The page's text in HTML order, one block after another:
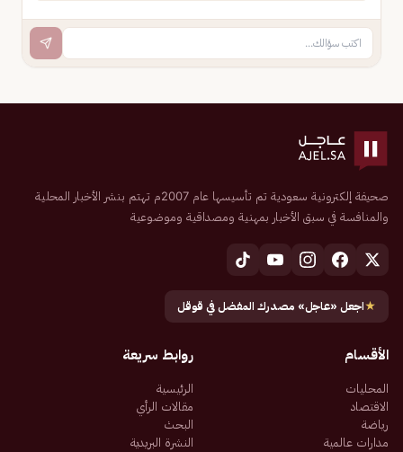
صحيفة إلكترونية سعودية تم تأسيسها عام 2007م تهتم بنشر الأخبار المحلية
والمنافسة في سبق الأخبار بمهنية ومصداقية وموضوعية
★اجعل «عاجل» مصدرك المفضل في قوقل
الأقسام
المحليات
الاقتصاد
رياضة
مدارات عالمية
روابط سريعة
الرئيسية
مقالات الرأي
البحث
النشرة البريدية